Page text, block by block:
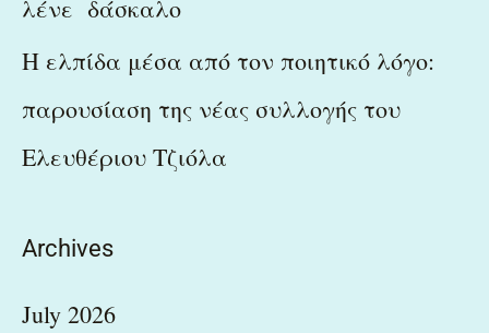
λένε δάσκαλο
Η ελπίδα μέσα από τον ποιητικό λόγο:
παρουσίαση της νέας συλλογής του
Ελευθέριου Τζιόλα
Archives
July 2026